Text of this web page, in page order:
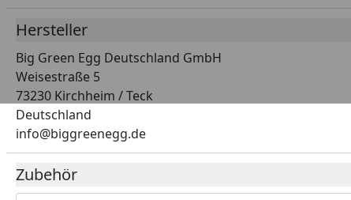
Hersteller
Big Green Egg Deutschland GmbH
Weisestraße 5
73230 Kirchheim / Teck
Deutschland
info@biggreenegg.de
Zubehör